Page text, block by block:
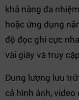
khả năng đa
hoặc ứng dụng
độ đọc ghi cực
vài giây và truy
Dung lượng lưu
cả hình ảnh,